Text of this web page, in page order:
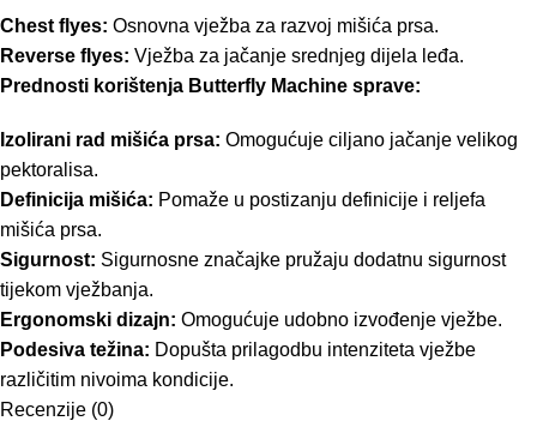
Chest flyes: Osnovna vježba za razvoj mišića prsa.
Reverse flyes: Vježba za jačanje srednjeg dijela leđa.
Prednosti korištenja Butterfly Machine sprave:
Izolirani rad mišića prsa: Omogućuje ciljano jačanje velikog
pektoralisa.
Definicija mišića: Pomaže u postizanju definicije i reljefa
mišića prsa.
Sigurnost: Sigurnosne značajke pružaju dodatnu sigurnost
tijekom vježbanja.
Ergonomski dizajn: Omogućuje udobno izvođenje vježbe.
Podesiva težina: Dopušta prilagodbu intenziteta vježbe
različitim nivoima kondicije.
Recenzije (0)